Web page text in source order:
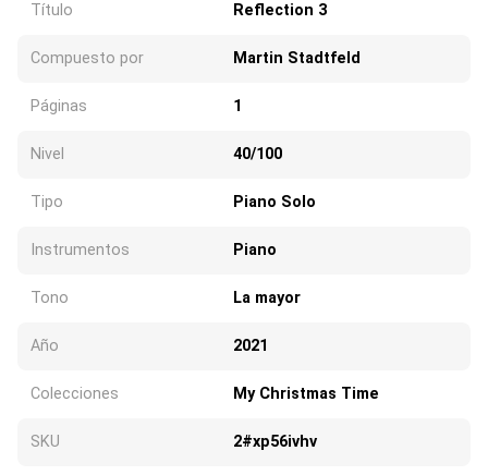
Título Reflection 3
Compuesto por Martin Stadtfeld
Páginas 1
Nivel 40/100
Tipo Piano Solo
Instrumentos Piano
Tono La mayor
Año 2021
Colecciones My Christmas Time
SKU 2#xp56ivhv